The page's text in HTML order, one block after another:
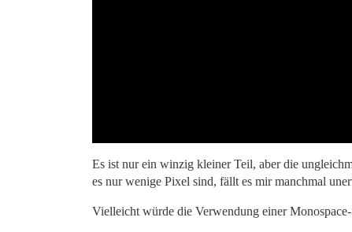
Es ist nur ein winzig kleiner Teil, aber die
es nur wenige Pixel sind, fällt es mir manchmal
Vielleicht würde die Verwendung einer